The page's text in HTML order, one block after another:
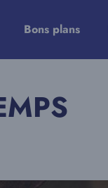
Bons plans